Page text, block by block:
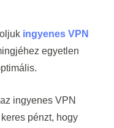
ingyenes VPN
egyetlen
ingyenes VPN
pénzt, hogy